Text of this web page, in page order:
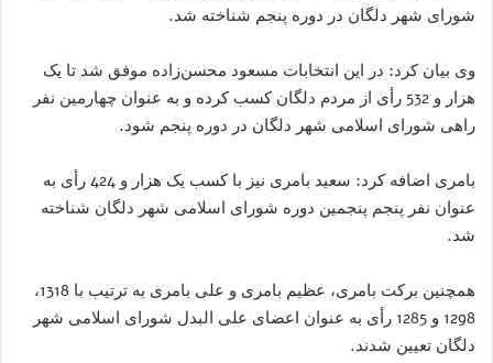
شورای شهر دلگان در دوره پنجم شناخته شد.
وی بیان کرد: در این انتخابات مسعود محسن‌زاده موفق شد تا یک
هزار و 532 رأی از مردم دلگان کسب کرده و به عنوان چهارمین نفر
راهی شورای اسلامی شهر دلگان در دوره پنجم شود.
بامری اضافه کرد: سعید بامری نیز با کسب یک هزار و 424 رأی به
عنوان نفر پنجم پنجمین دوره شورای اسلامی شهر دلگان شناخته
شد.
همچنین برکت بامری، عظیم بامری و علی بامری به ترتیب با 1318،
1298 و 1285 رأی به عنوان اعضای علی البدل شورای اسلامی شهر
دلگان تعیین شدند.